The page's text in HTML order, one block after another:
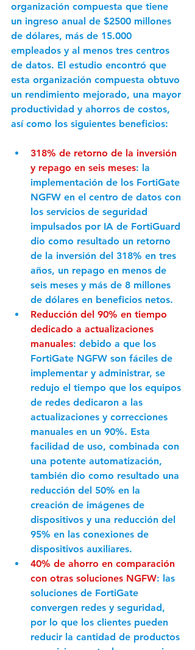
organización compuesta que tiene
un ingreso anual de $2500 millones
de dólares, más de 15.000
empleados y al menos tres centros
de datos. El estudio encontró que
esta organización compuesta obtuvo
un rendimiento mejorado, una mayor
productividad y ahorros de costos,
así como los siguientes beneficios:
318% de retorno de la inversión
y repago en seis meses: la
implementación de los FortiGate
NGFW en el centro de datos con
los servicios de seguridad
impulsados por IA de FortiGuard
dio como resultado un retorno
de la inversión del 318% en tres
años, un repago en menos de
seis meses y más de 8 millones
de dólares en beneficios netos.
Reducción del 90% en tiempo
dedicado a actualizaciones
manuales: debido a que los
FortiGate NGFW son fáciles de
implementar y administrar, se
redujo el tiempo que los equipos
de redes dedicaron a las
actualizaciones y correcciones
manuales en un 90%. Esta
facilidad de uso, combinada con
una potente automatización,
también dio como resultado una
reducción del 50% en la
creación de imágenes de
dispositivos y una reducción del
95% en las conexiones de
dispositivos auxiliares.
40% de ahorro en comparación
con otras soluciones NGFW: las
soluciones de FortiGate
convergen redes y seguridad,
por lo que los clientes pueden
reducir la cantidad de productos